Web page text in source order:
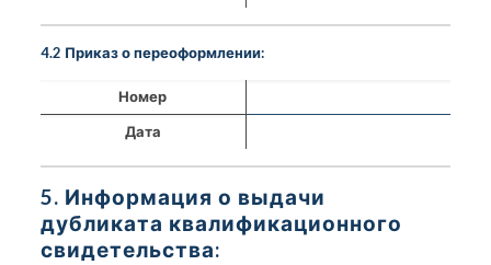
4.2 Приказ о переоформлении:
Номер
Дата
5. Информация о выдачи
дубликата квалификационного
свидетельства: